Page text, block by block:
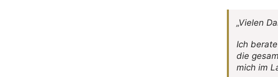
„Vielen
Ich
die
mich im